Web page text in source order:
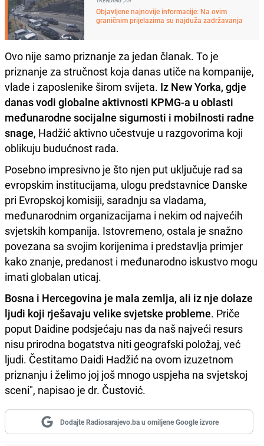
Objavljene najnovije informacije: Na ovim
graničnim prijelazima su najduža zadržavanja
Ovo nije samo priznanje za jedan članak. To je
priznanje za stručnost koja danas utiče na kompanije,
vlade i zaposlenike širom svijeta. Iz New Yorka, gdje
danas vodi globalne aktivnosti KPMG-a u oblasti
međunarodne socijalne sigurnosti i mobilnosti radne
snage, Hadžić aktivno učestvuje u razgovorima koji
oblikuju budućnost rada.
Posebno impresivno je što njen put uključuje rad sa
evropskim institucijama, ulogu predstavnice Danske
pri Evropskoj komisiji, saradnju sa vladama,
međunarodnim organizacijama i nekim od najvećih
svjetskih kompanija. Istovremeno, ostala je snažno
povezana sa svojim korijenima i predstavlja primjer
kako znanje, predanost i međunarodno iskustvo mogu
imati globalan uticaj.
Bosna i Hercegovina je mala zemlja, ali iz nje dolaze
ljudi koji rješavaju velike svjetske probleme. Priče
poput Daidine podsjećaju nas da naš najveći resurs
nisu prirodna bogatstva niti geografski položaj, već
ljudi. Čestitamo Daidi Hadžić na ovom izuzetnom
priznanju i želimo joj još mnogo uspjeha na svjetskoj
sceni", napisao je dr. Čustović.
Dodajte Radiosarajevo.ba u omiljene Google izvore